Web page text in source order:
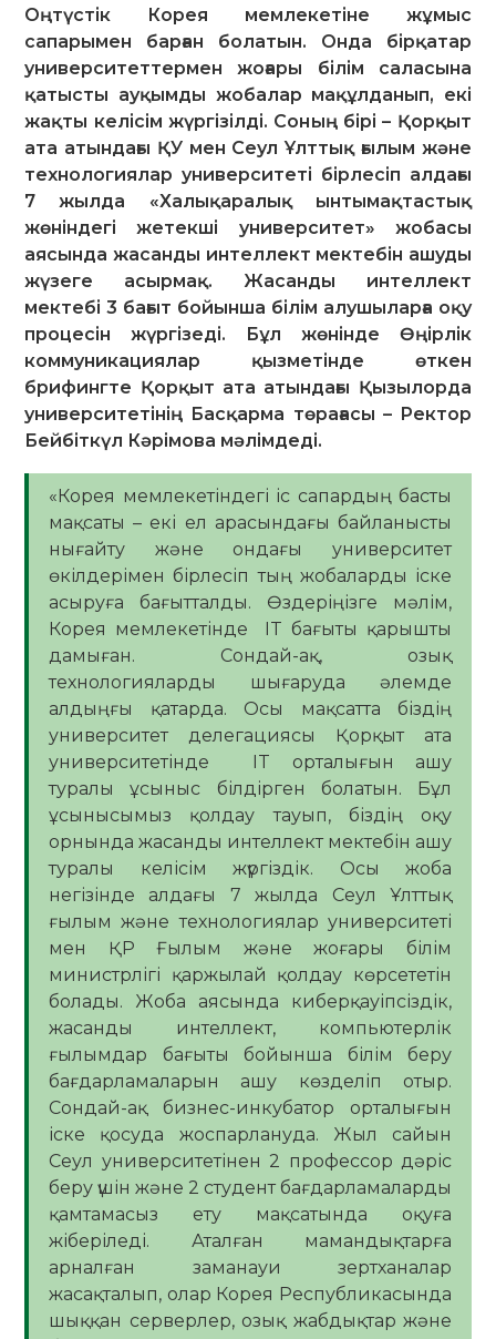
Оңтүстік Корея мемлекетіне жұмыс
сапарымен барған болатын. Онда бірқатар
университеттермен жоғары білім саласына
қатысты ауқымды жобалар мақұлданып, екі
жақты келісім жүргізілді. Соның бірі – Қорқыт
ата атындағы ҚУ мен Сеул Ұлттық ғылым және
технологиялар университеті бірлесіп алдағы
7 жылда «Халықаралық ынтымақтастық
жөніндегі жетекші университет» жобасы
аясында жасанды интеллект мектебін ашуды
жүзеге асырмақ. Жасанды интеллект
мектебі 3 бағыт бойынша білім алушыларға оқу
процесін жүргізеді. Бұл жөнінде Өңірлік
коммуникациялар қызметінде өткен
брифингте Қорқыт ата атындағы Қызылорда
университетінің Басқарма төрағасы – Ректор
Бейбіткүл Кәрімова мәлімдеді.
«Корея мемлекетіндегі іс сапардың басты
мақсаты – екі ел арасындағы байланысты
нығайту және ондағы университет
өкілдерімен бірлесіп тың жобаларды іске
асыруға бағытталды. Өздеріңізге мәлім,
Корея мемлекетінде IT бағыты қарышты
дамыған. Сондай-ақ, озық
технологияларды шығаруда әлемде
алдыңғы қатарда. Осы мақсатта біздің
университет делегациясы Қорқыт ата
университетінде IT орталығын ашу
туралы ұсыныс білдірген болатын. Бұл
ұсынысымыз қолдау тауып, біздің оқу
орнында жасанды интеллект мектебін ашу
туралы келісім жүргіздік. Осы жоба
негізінде алдағы 7 жылда Сеул Ұлттық
ғылым және технологиялар университеті
мен ҚР Ғылым және жоғары білім
министрлігі қаржылай қолдау көрсететін
болады. Жоба аясында киберқауіпсіздік,
жасанды интеллект, компьютерлік
ғылымдар бағыты бойынша білім беру
бағдарламаларын ашу көзделіп отыр.
Сондай-ақ бизнес-инкубатор орталығын
іске қосуда жоспарлануда. Жыл сайын
Сеул университетінен 2 профессор дәріс
беру үшін және 2 студент бағдарламаларды
қамтамасыз ету мақсатында оқуға
жіберіледі. Аталған мамандықтарға
арналған заманауи зертханалар
жасақталып, олар Корея Республикасында
шыққан серверлер, озық жабдықтар және